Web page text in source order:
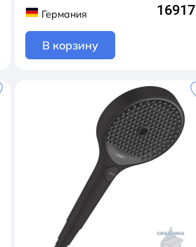
Германия 16917
В корзину